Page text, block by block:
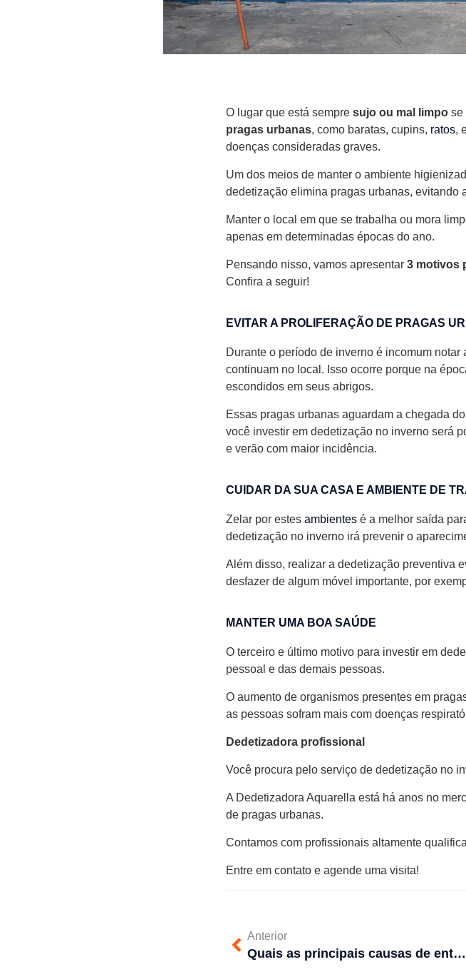
O lugar que está sempre sujo ou mal limpo se
pragas urbanas, como baratas, cupins, ratos,
doenças consideradas graves.
Um dos meios de manter o ambiente
dedetização elimina pragas urbanas, evitando
Manter o local em que se trabalha ou mora
apenas em determinadas épocas do ano.
Pensando nisso, vamos apresentar 3 motivos
Confira a seguir!
EVITAR A PROLIFERAÇÃO DE PRAGAS
Durante o período de inverno é incomum notar
continuam no local. Isso ocorre porque na
escondidos em seus abrigos.
Essas pragas urbanas aguardam a chegada
você investir em dedetização no inverno será
e verão com maior incidência.
CUIDAR DA SUA CASA E AMBIENTE DE
Zelar por estes ambientes é a melhor saída
dedetização no inverno irá prevenir o
Além disso, realizar a dedetização preventiva
desfazer de algum móvel importante, por
MANTER UMA BOA SAÚDE
O terceiro e último motivo para investir em
pessoal e das demais pessoas.
O aumento de organismos presentes em
as pessoas sofram mais com doenças
Dedetizadora profissional
Você procura pelo serviço de dedetização no
A Dedetizadora Aquarella está há anos no
de pragas urbanas.
Contamos com profissionais altamente
Entre em contato e agende uma visita!
Anterior
Quais as principais causas de entupimento de colunas de esgoto?